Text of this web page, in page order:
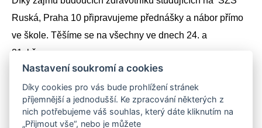
Ruská, Praha 10 připravujeme přednášky a nábor přímo
ve škole. Těšíme se na všechny ve dnech 24. a
31. března.
Sdílejte na sociálních sítích
SdíletFacebook
TwitterEmailMessenger
GmailLinkedInWhatsApp
Nastavení soukromí a cookies
Díky cookies pro vás bude prohlížení stránek
příjemnější a jednodušší. Ke zpracování některých z
nich potřebujeme váš souhlas, který dáte kliknutím na
„Přijmout vše“, nebo je můžete